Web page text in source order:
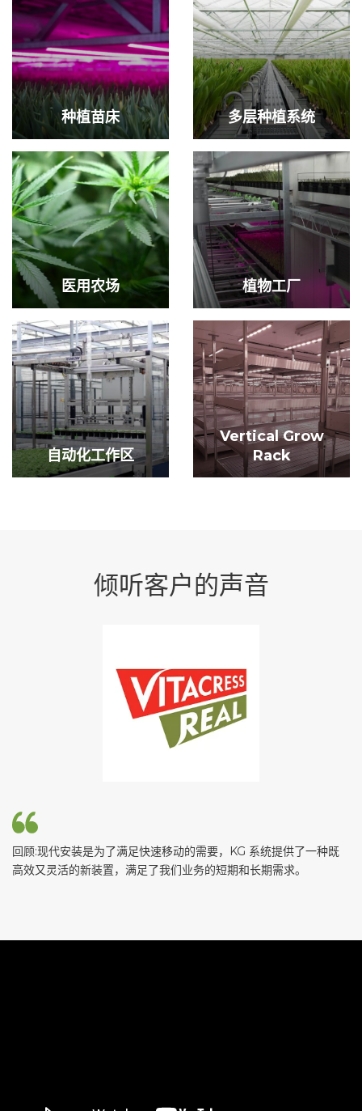
种植苗床 多层种植系统
医用农场 植物工厂
自动化工作区
Vertical Grow
Rack
倾听客户的声音
回顾:现代安装是为了满足快速移动的需要，KG 系统提供了一种既
高效又灵活的新装置，满足了我们业务的短期和长期需求。